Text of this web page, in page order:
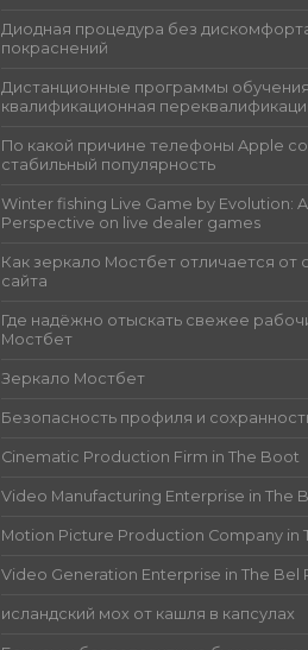
Диодная процедура без
покраснений
Дистанционные программы
квалификационная
По какой причине телефоны Apple
стабильный популярность
Winter fishing Live Game by Evolution:
Perspective on live dealer games
Как зеркало Мостбет отличается от
сайта
Где надёжно отыскать свежее
Мостбет
Зеркало Мостбет
Безопасность профиля и
Cinematic Production Firm in The Boot
Video Manufacturing Enterprise in The
Motion Picture Production Company in
Video Generation Enterprise in The Bel
исландский мох от кашля в капсулах